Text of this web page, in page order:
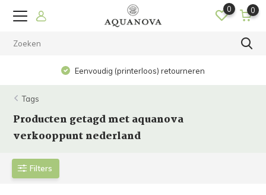
0 0
Eenvoudig (printerloos) retourneren
Tags
Producten getagd met aquanova
verkooppunt nederland
Filters